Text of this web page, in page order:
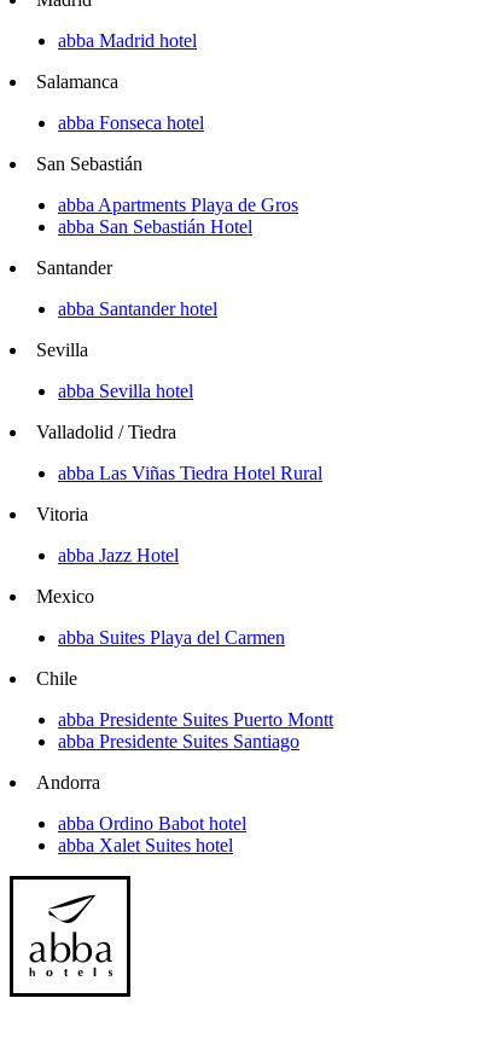
abba Madrid hotel
Salamanca
abba Fonseca hotel
San Sebastián
abba Apartments Playa de Gros
abba San Sebastián Hotel
Santander
abba Santander hotel
Sevilla
abba Sevilla hotel
Valladolid / Tiedra
abba Las Viñas Tiedra Hotel Rural
Vitoria
abba Jazz Hotel
Mexico
abba Suites Playa del Carmen
Chile
abba Presidente Suites Puerto Montt
abba Presidente Suites Santiago
Andorra
abba Ordino Babot hotel
abba Xalet Suites hotel